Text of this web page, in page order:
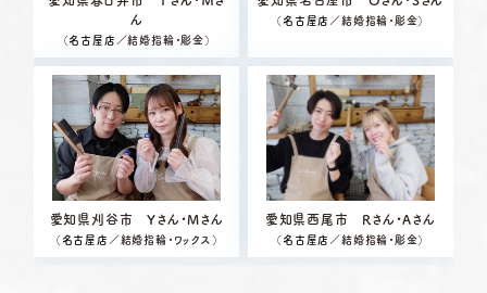
ん
（名古屋店 ／結婚指輪・彫金）
（ 名古屋店 ／結婚指輪・彫金）
愛知県刈谷市 Yさん・Mさん
（ 名古屋店 ／結婚指輪・ワックス）
愛知県西尾市 Rさん・Aさん
（ 名古屋店 ／結婚指輪・彫金）